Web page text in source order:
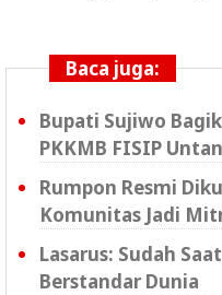
Baca juga:
Bupati Sujiwo
PKKMB FISIP
Rumpon Resmi
Komunitas Jadi
Lasarus: Sudah
Berstandar Dunia